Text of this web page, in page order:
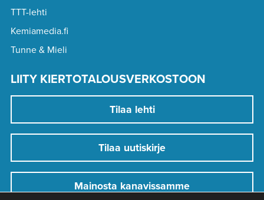
TTT-lehti
Kemiamedia.fi
Tunne & Mieli
LIITY KIERTOTALOUSVERKOSTOON
Tilaa lehti
Tilaa uutiskirje
Mainosta kanavissamme